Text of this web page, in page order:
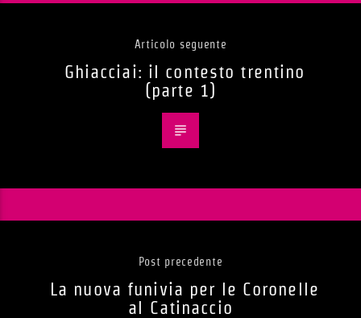
Articolo seguente
Ghiacciai: il contesto trentino
(parte 1)
Post precedente
La nuova funivia per le Coronelle
al Catinaccio